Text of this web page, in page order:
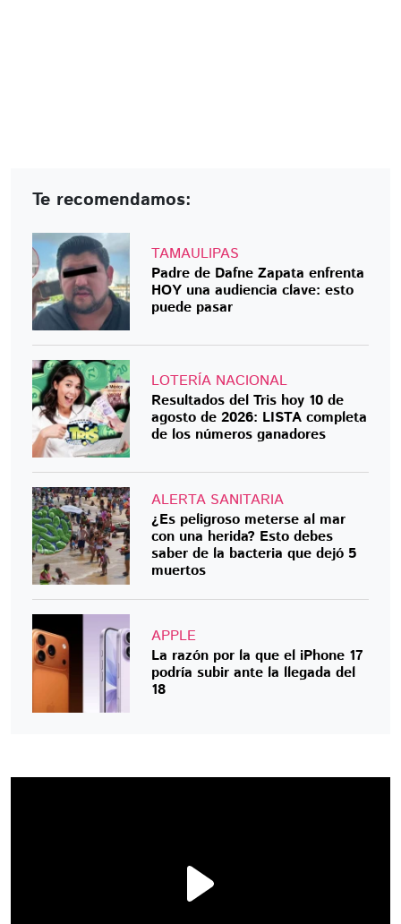
Te recomendamos:
TAMAULIPAS
Padre de Dafne Zapata enfrenta
HOY una audiencia clave: esto
puede pasar
LOTERÍA NACIONAL
Resultados del Tris hoy 10 de
agosto de 2026: LISTA completa
de los números ganadores
ALERTA SANITARIA
¿Es peligroso meterse al mar
con una herida? Esto debes
saber de la bacteria que dejó 5
muertos
APPLE
La razón por la que el iPhone 17
podría subir ante la llegada del
18